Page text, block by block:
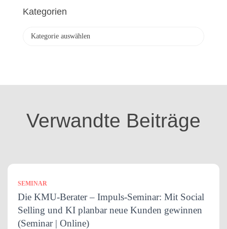
h
Kategorien
o
Verwandte Beiträge
SEMINAR
Die KMU-Berater – Impuls-Seminar: Mit Social
Selling und KI planbar neue Kunden gewinnen
(Seminar | Online)